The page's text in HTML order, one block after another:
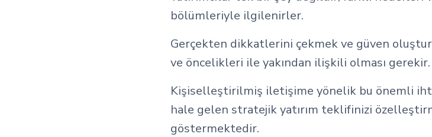
bölümleriyle ilgilenirler.
Gerçekten dikkatlerini çekmek ve güven
ve öncelikleri ile yakından ilişkili olması gerekir.
Kişiselleştirilmiş iletişime yönelik bu önemli
hale gelen stratejik yatırım teklifinizi
göstermektedir.